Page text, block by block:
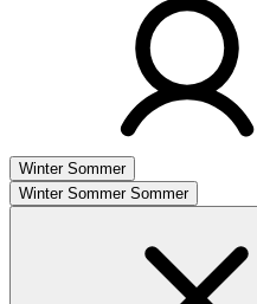
Winter Sommer
Winter Sommer Sommer